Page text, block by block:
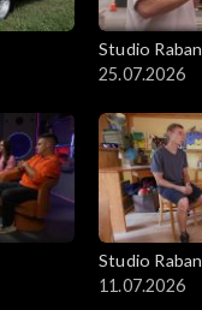
Studio Raban
25.07.2026
Studio Raban
11.07.2026